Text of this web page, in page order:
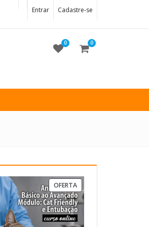
Entrar Cadastre-se
0 0
OFERTAPRODUTO
EM
PROMOÇÃO